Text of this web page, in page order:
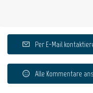
Per E-Mail
Alle Kommentare